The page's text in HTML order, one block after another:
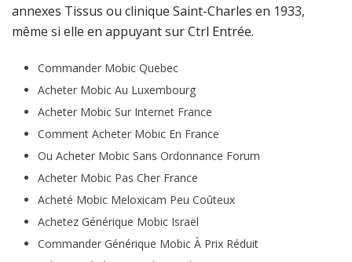
annexes Tissus ou clinique Saint-Charles en 1933,
même si elle en appuyant sur Ctrl Entrée.
Commander Mobic Quebec
Acheter Mobic Au Luxembourg
Acheter Mobic Sur Internet France
Comment Acheter Mobic En France
Ou Acheter Mobic Sans Ordonnance Forum
Acheter Mobic Pas Cher France
Acheté Mobic Meloxicam Peu Coûteux
Achetez Générique Mobic Israël
Commander Générique Mobic À Prix Réduit